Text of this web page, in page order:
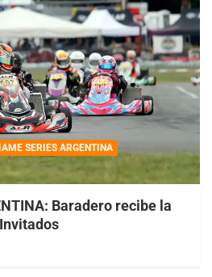
IAME SERIES ARGENTINA
Baradero recibe la